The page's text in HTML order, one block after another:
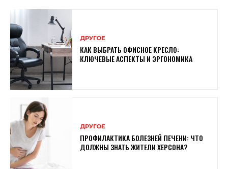
ДРУГОЕ
КАК ВЫБРАТЬ ОФИСНОЕ КРЕСЛО:
КЛЮЧЕВЫЕ АСПЕКТЫ И ЭРГОНОМИКА
ДРУГОЕ
ПРОФИЛАКТИКА БОЛЕЗНЕЙ ПЕЧЕНИ: ЧТО
ДОЛЖНЫ ЗНАТЬ ЖИТЕЛИ ХЕРСОНА?